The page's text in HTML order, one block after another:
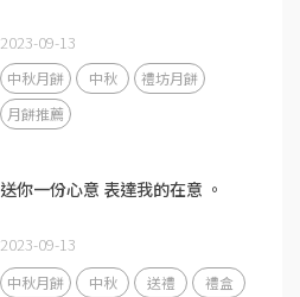
2023-09-13
中秋月餅 中秋
禮坊月餅
月餅推薦
送你一份心意 表達我的在意 。
2023-09-13
中秋月餅 中秋 送禮 禮盒